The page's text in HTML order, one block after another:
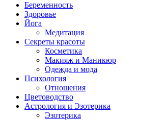
Беременность
Здоровье
Йога
Медитация
Секреты красоты
Косметика
Макияж и Маникюр
Одежда и мода
Психология
Отношения
Цветоводство
Астрология и Эзотерика
Эзотерика